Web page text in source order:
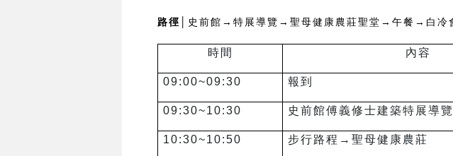
路徑│ 史前館→特展導覽→聖母健康農莊聖堂→午餐→白冷
時間 內容
09:00~09:30 報到
09:30~10:30 史前館傅義修士建築特展導覽
10:30~10:50 步行路程→聖母健康農莊